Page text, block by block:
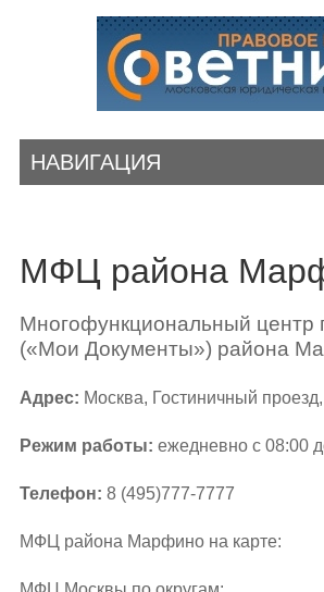
НАВИГАЦИЯ
МФЦ района
Многофункциональный центр
(«Мои Документы») района
Адрес: Москва, Гостиничный
Режим работы: ежедневно с 08:00
Телефон: 8 (495)777-7777
МФЦ района Марфино на карте: